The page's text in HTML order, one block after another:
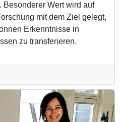
Wert wird auf
mit dem Ziel gelegt,
Erkenntnisse in
zu transferieren.